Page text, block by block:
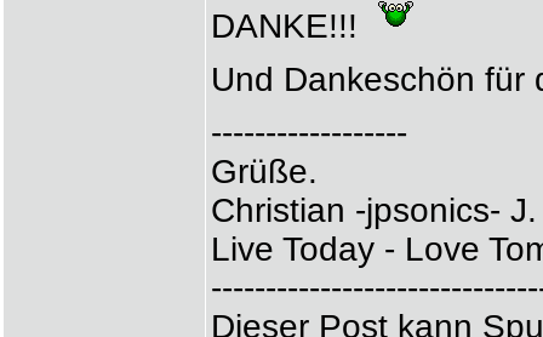
DANKE!!!
Und Dankeschön
------------------
Grüße.
Christian -jpsonics- J.
Live Today - Love
Dieser Post kann